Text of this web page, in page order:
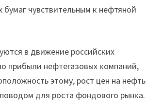
чувствительным к нефтяной
в движение российских
прибыли нефтегазовых компаний,
этому, рост цен на нефть
для роста фондового рынка.